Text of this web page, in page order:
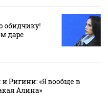
обидчику!
даре
и Ригини: «Я вообще в
Алина»